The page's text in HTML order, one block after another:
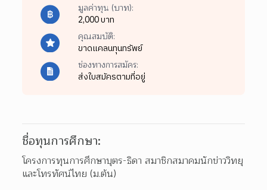
มูลค่าทุน (บาท):
2,000 บาท
คุณสมบัติ:
ขาดแคลนทุนทรัพย์
ช่องทางการสมัคร:
ส่งใบสมัครตามที่อยู่
ชื่อทุนการศึกษา:
โครงการทุนการศึกษาบุตร-ธิดา สมาชิกสมาคมนักข่าววิทยุ
และโทรทัศน์ไทย (ม.ต้น)